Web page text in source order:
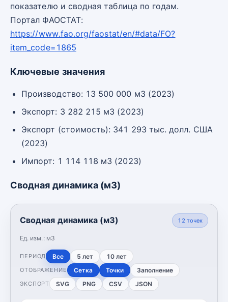
показателю и сводная таблица по годам.
Портал ФАОСТАТ:
https://www.fao.org/faostat/en/#data/FO?
item_code=1865
Ключевые значения
Производство: 13 500 000 м3 (2023)
Экспорт: 3 282 215 м3 (2023)
Экспорт (стоимость): 341 293 тыс. долл. США
(2023)
Импорт: 1 114 118 м3 (2023)
Сводная динамика (м3)
Сводная динамика (м3)
Ед. изм.: м3
12 точек
ПЕРИОД Все 5 лет 10 лет
ОТОБРАЖЕНИЕ Сетка Точки Заполнение
ЭКСПОРТ SVG PNG CSV JSON